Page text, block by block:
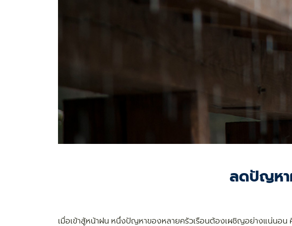
ลดปัญหา
เมื่อเข้าสู้หน้าฝน หนึ่งปัญหาของหลายครัวเรือนต้องเผชิญอย่างแน่นอน